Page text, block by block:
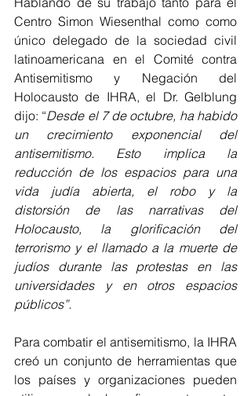
Centro Simon Wiesenthal como como
único delegado de la sociedad civil
latinoamericana en el Comité contra
Antisemitismo y Negación del
Holocausto de IHRA, el Dr. Gelblung
dijo: “Desde el 7 de octubre, ha habido
un crecimiento exponencial del
antisemitismo. Esto implica la
reducción de los espacios para una
vida judía abierta, el robo y la
distorsión de las narrativas del
Holocausto, la glorificación del
terrorismo y el llamado a la muerte de
judíos durante las protestas en las
universidades y en otros espacios
públicos”.
Para combatir el antisemitismo, la IHRA
creó un conjunto de herramientas que
los países y organizaciones pueden